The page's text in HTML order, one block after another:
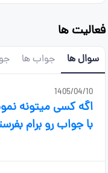
فعالیت ها
سوال ها جواب ها
1405/04/10
اگه کسی میتونه
با جواب رو برام